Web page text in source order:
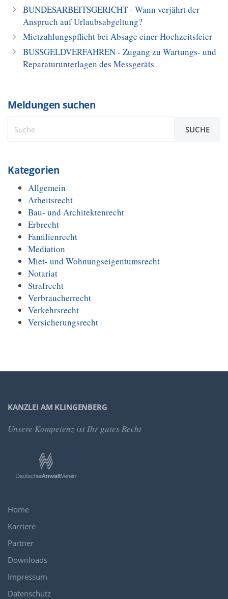
BUNDESARBEITSGERICHT - Wann verjährt der
Anspruch auf Urlaubsabgeltung?
Mietzahlungspflicht bei Absage einer Hochzeitsfeier
BUSSGELDVERFAHREN - Zugang zu Wartungs- und
Reparaturunterlagen des Messgeräts
Meldungen suchen
SUCHE
Kategorien
Allgemein
Arbeitsrecht
Bau- und Architektenrecht
Erbrecht
Familienrecht
Mediation
Miet- und Wohnungseigentumsrecht
Notariat
Strafrecht
Verbraucherrecht
Verkehrsrecht
Versicherungsrecht
KANZLEI AM KLINGENBERG
Unsere Kompetenz ist Ihr gutes Recht
Home
Karriere
Partner
Downloads
Impressum
Datenschutz